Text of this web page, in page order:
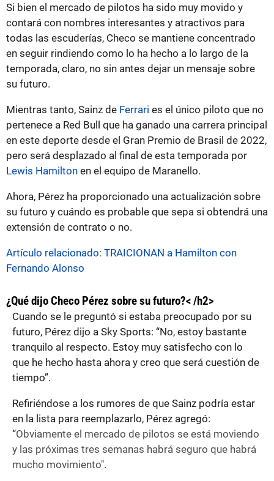
Si bien el mercado de pilotos ha sido muy movido y
contará con nombres interesantes y atractivos para
todas las escuderías, Checo se mantiene concentrado
en seguir rindiendo como lo ha hecho a lo largo de la
temporada, claro, no sin antes dejar un mensaje sobre
su futuro.
Mientras tanto, Sainz de Ferrari es el único piloto que no
pertenece a Red Bull que ha ganado una carrera principal
en este deporte desde el Gran Premio de Brasil de 2022,
pero será desplazado al final de esta temporada por
Lewis Hamilton en el equipo de Maranello.
Ahora, Pérez ha proporcionado una actualización sobre
su futuro y cuándo es probable que sepa si obtendrá una
extensión de contrato o no.
Artículo relacionado: TRAICIONAN a Hamilton con
Fernando Alonso
¿Qué dijo Checo Pérez sobre su futuro?< /h2>
Cuando se le preguntó si estaba preocupado por su
futuro, Pérez dijo a Sky Sports: “No, estoy bastante
tranquilo al respecto. Estoy muy satisfecho con lo
que he hecho hasta ahora y creo que será cuestión de
tiempo”.
Refiriéndose a los rumores de que Sainz podría estar
en la lista para reemplazarlo, Pérez agregó:
“Obviamente el mercado de pilotos se está moviendo
y las próximas tres semanas habrá seguro que habrá
mucho movimiento".